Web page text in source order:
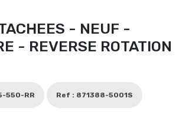
- NEUF -
- REVERSE ROTATION
550-RR Ref : 871388-5001S